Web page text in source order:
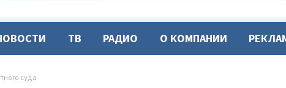
ТВ РАДИО О КОМПАНИИ
суда